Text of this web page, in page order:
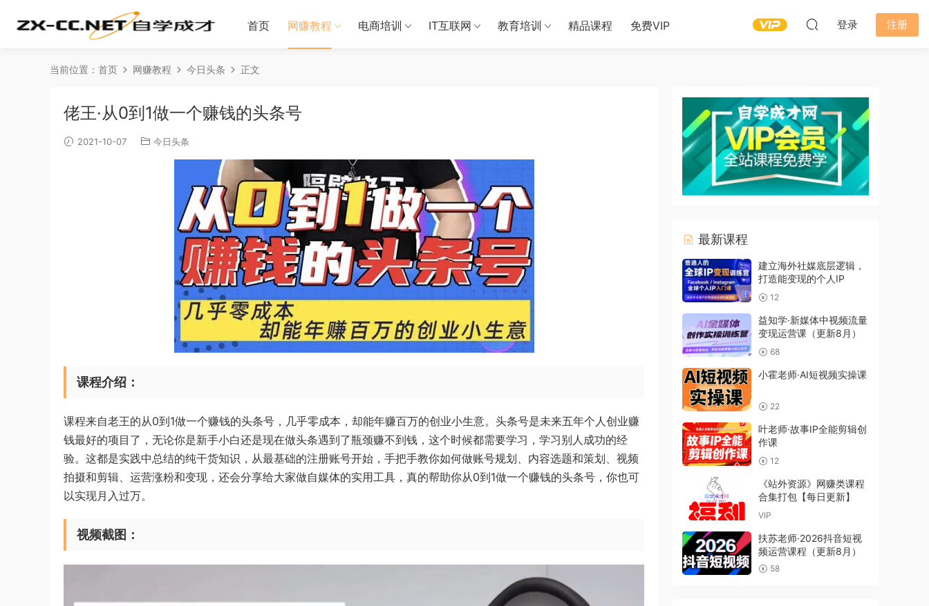
首页 网赚教程 电商培训 IT互联网 教育培训 精品课程 免费VIP 登录 注册
当前位置： 首页 网赚教程 今日头条 正文
佬王·从0到1做一个赚钱的头条号
2021-10-07 今日头条
课程介绍：
课程来自老王的从0到1做一个赚钱的头条号，几乎零成本，却能年赚百万的创业小生意。头条号是未来五年个人创业赚
钱最好的项目了，无论你是新手小白还是现在做头条遇到了瓶颈赚不到钱，这个时候都需要学习，学习别人成功的经
验。这都是实践中总结的纯干货知识，从最基础的注册账号开始，手把手教你如何做账号规划、内容选题和策划、视频
拍摄和剪辑、运营涨粉和变现，还会分享给大家做自媒体的实用工具，真的帮助你从0到1做一个赚钱的头条号，你也可
以实现月入过万。
视频截图：
最新课程
建立海外社媒底层逻辑，
打造能变现的个人IP
12
益知学·新媒体中视频流量
变现运营课（更新8月）
68
小霍老师·AI短视频实操课
22
叶老师·故事IP全能剪辑创
作课
12
《站外资源》网赚类课程
合集打包【每日更新】
VIP
扶苏老师·2026抖音短视
频运营课程（更新8月）
58